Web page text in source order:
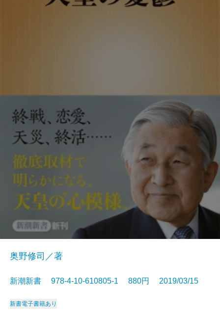
奥野修司／著
新潮新書 978-4-10-610805-1 880円 2019/03/15
新書電子書籍あり